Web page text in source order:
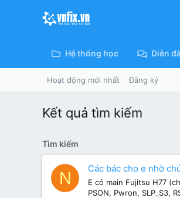
Hệ thống học Diễn
Hoạt động mới nhất Đăng ký
Kết quả tìm kiếm
Tìm kiếm
N Các bác cho e nhờ
E có main Fujitsu H77
PSON, Pwron, SLP_S3,